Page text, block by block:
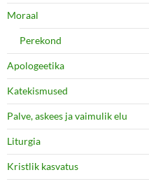
Moraal
Perekond
Apologeetika
Katekismused
Palve, askees ja vaimulik elu
Liturgia
Kristlik kasvatus